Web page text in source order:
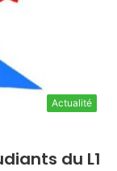
Actualité
du L1